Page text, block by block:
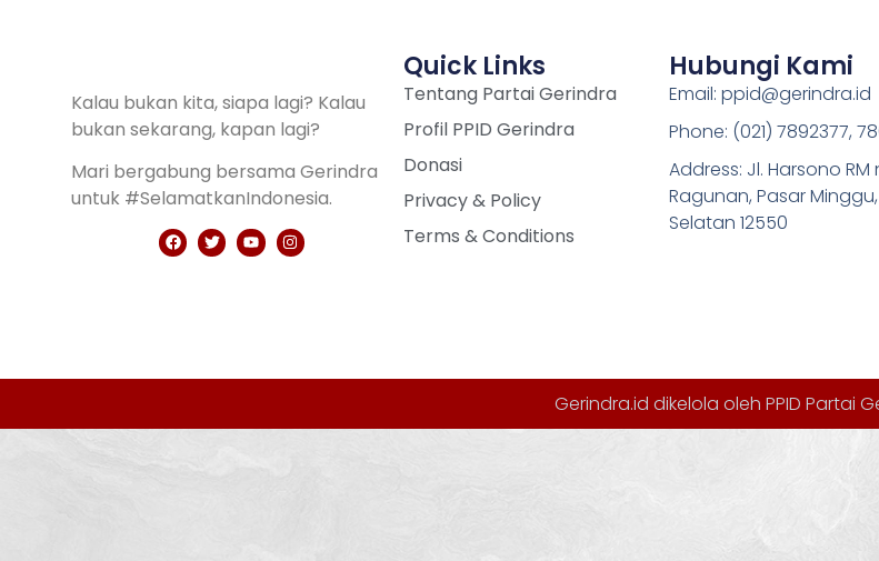
Kalau bukan kita, siapa lagi? Kalau
bukan sekarang, kapan lagi?
Mari bergabung bersama Gerindra
untuk #SelamatkanIndonesia.
Quick Links
Tentang Partai Gerindra
Profil PPID Gerindra
Donasi
Privacy & Policy
Terms & Conditions
Hubungi Kami
Email: ppid@gerindra.id
Phone: (021) 7892377,
Address: Jl. Harsono RM
Ragunan, Pasar
Selatan 12550
Gerindra.id dikelola oleh PPID Partai